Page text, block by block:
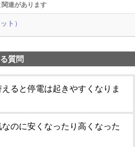
連があります
ト）
質問
ると停電は起きやすくなりま
のに安くなったり高くなった